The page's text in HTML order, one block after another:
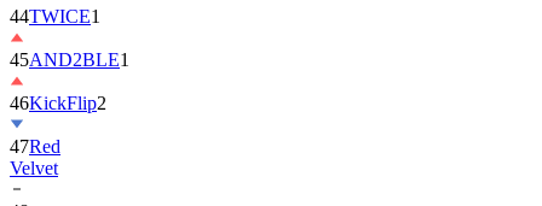
44TWICE1
45AND2BLE1
46KickFlip2
47Red
Velvet